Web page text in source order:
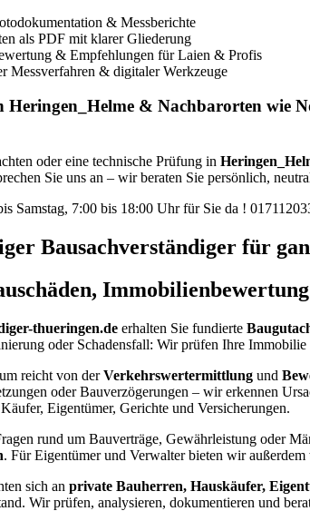
& Messberichte
als PDF mit klarer Gliederung
& Empfehlungen für Laien & Profis
Messverfahren & digitaler Werkzeuge
Heringen_Helme & Nachbarorten wie
oder eine technische Prüfung in
Sie uns an – wir beraten Sie persönlich,
Samstag, 7:00 bis 18:00 Uhr für Sie da !
Bausachverständiger für
thueringen.de erhalten Sie fundierte
oder Schadensfall: Wir prüfen Ihre Immobilie
reicht von derVerkehrswertermittlung und
oder Bauverzögerungen – wir erkennen
Eigentümer, Gerichte und Versicherungen.
rund um Bauverträge, Gewährleistung oder
. Für Eigentümer und Verwalter bieten wir außerdem
sich an private Bauherren, Hauskäufer,
Wir prüfen, analysieren, dokumentieren und